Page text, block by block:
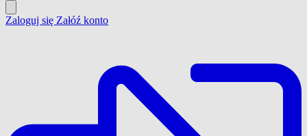
Zaloguj się Załóź konto